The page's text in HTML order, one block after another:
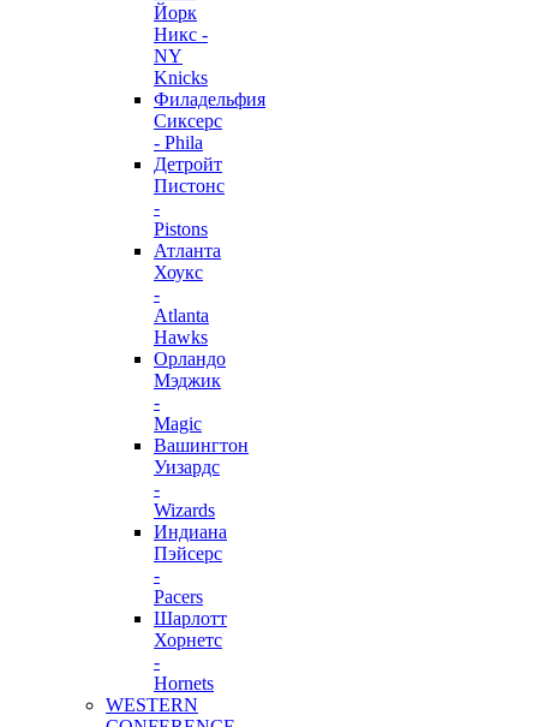
Йорк
Никс -
NY
Knicks
Филадельфия
Сиксерс
- Phila
Детройт
Пистонс
-
Pistons
Атланта
Хоукс
-
Atlanta
Hawks
Орландо
Мэджик
-
Magic
Вашингтон
Уизардс
-
Wizards
Индиана
Пэйсерс
-
Pacers
Шарлотт
Хорнетс
-
Hornets
WESTERN